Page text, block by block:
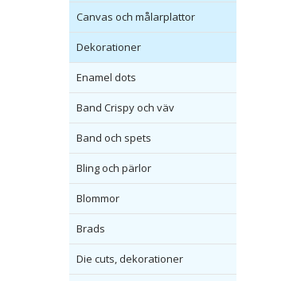
Canvas och målarplattor
Dekorationer
Enamel dots
Band Crispy och väv
Band och spets
Bling och pärlor
Blommor
Brads
Die cuts, dekorationer